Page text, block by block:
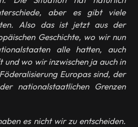
aber es gibt viele
Also das ist jetzt aus der
Geschichte, wo wir nun
alle hatten, auch
wo wir inzwischen ja auch in
Europas sind, der
nationalstaatlichen Grenzen
es nicht wir zu entscheiden.